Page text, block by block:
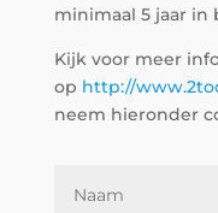
minimaal 5 jaar in
Kijk voor meer
op http://
neem hieronder